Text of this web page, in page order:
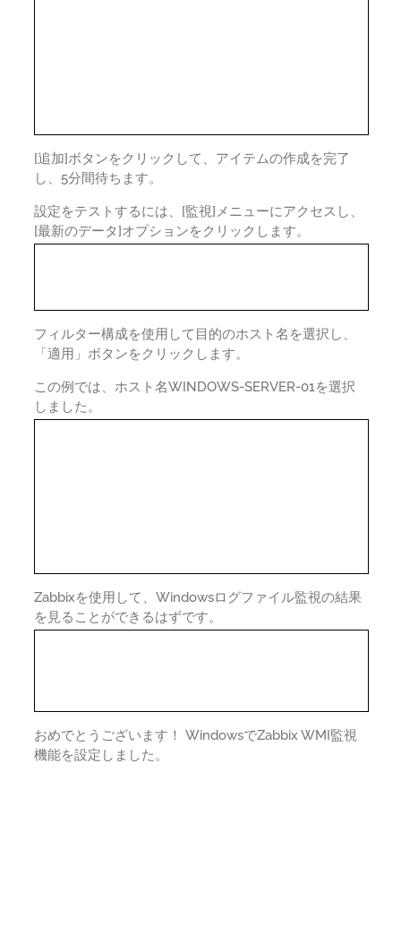
[追加]ボタンをクリックして、アイテムの作成を完了
し、5分間待ちます。
設定をテストするには、[監視]メニューにアクセスし、
[最新のデータ]オプションをクリックします。
フィルター構成を使用して目的のホスト名を選択し、
「適用」ボタンをクリックします。
この例では、ホスト名WINDOWS-SERVER-01を選択
しました。
Zabbixを使用して、Windowsログファイル監視の結果
を見ることができるはずです。
おめでとうございます！ WindowsでZabbix WMI監視
機能を設定しました。